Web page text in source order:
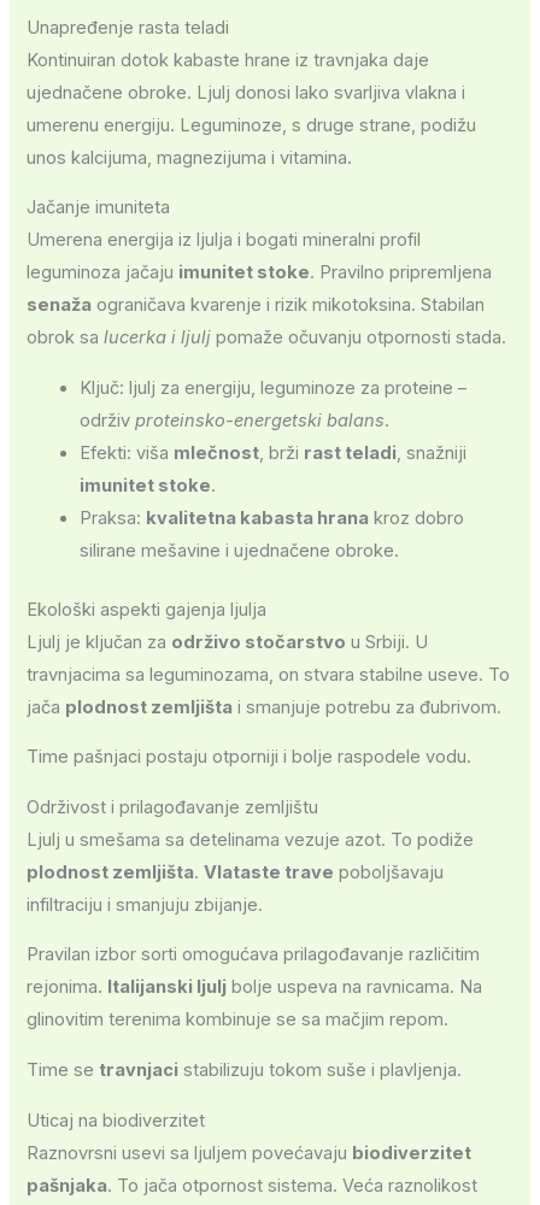
Unapređenje rasta teladi
Kontinuiran dotok kabaste hrane iz travnjaka daje
ujednačene obroke. Ljulj donosi lako svarljiva vlakna i
umerenu energiju. Leguminoze, s druge strane, podižu
unos kalcijuma, magnezijuma i vitamina.
Jačanje imuniteta
Umerena energija iz ljulja i bogati mineralni profil
leguminoza jačaju imunitet stoke. Pravilno pripremljena
senaža ograničava kvarenje i rizik mikotoksina. Stabilan
obrok salucerka i ljulj pomaže očuvanju otpornosti stada.
Ključ: ljulj za energiju, leguminoze za proteine –
održivproteinsko-energetski balans.
Efekti: viša mlečnost, brži rast teladi, snažniji
imunitet stoke.
Praksa: kvalitetna kabasta hrana kroz dobro
silirane mešavine i ujednačene obroke.
Ekološki aspekti gajenja ljulja
Ljulj je ključan za održivo stočarstvo u Srbiji. U
travnjacima sa leguminozama, on stvara stabilne useve. To
jača plodnost zemljišta i smanjuje potrebu za đubrivom.
Time pašnjaci postaju otporniji i bolje raspodele vodu.
Održivost i prilagođavanje zemljištu
Ljulj u smešama sa detelinama vezuje azot. To podiže
plodnost zemljišta.Vlataste trave poboljšavaju
infiltraciju i smanjuju zbijanje.
Pravilan izbor sorti omogućava prilagođavanje različitim
rejonima. Italijanski ljulj bolje uspeva na ravnicama. Na
glinovitim terenima kombinuje se sa mačjim repom.
Time se travnjaci stabilizuju tokom suše i plavljenja.
Uticaj na biodiverzitet
Raznovrsni usevi sa ljuljem povećavaju biodiverzitet
pašnjaka. To jača otpornost sistema. Veća raznolikost